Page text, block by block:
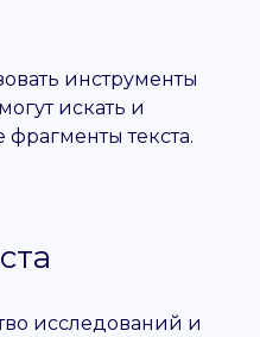
инструменты
искать и
текста.
исследований и